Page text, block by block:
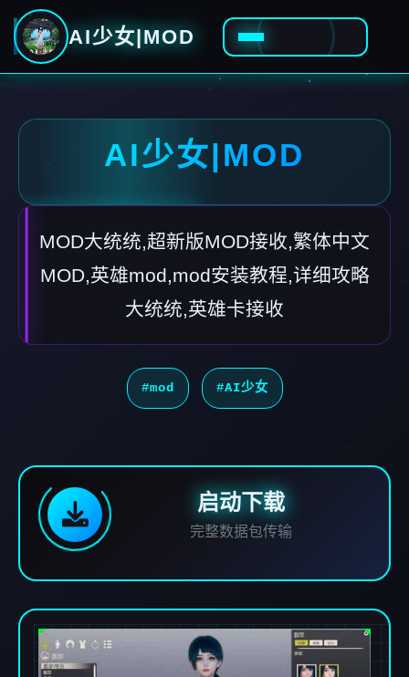
AI少女|MOD
AI少女|MOD
MOD大统统,超新版MOD接收,繁体中文
MOD,英雄mod,mod安装教程,详细攻略
大统统,英雄卡接收
#mod #AI少女
启动下载
完整数据包传输